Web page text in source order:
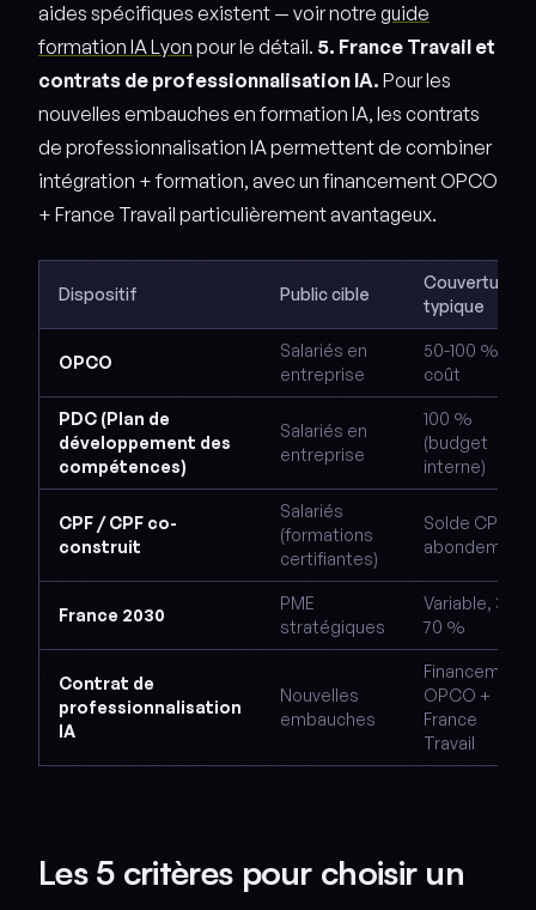
aides spécifiques existent — voir notre guide
formation IA Lyon pour le détail. 5. France Travail et
contrats de professionnalisation IA. Pour les
nouvelles embauches en formation IA, les contrats
de professionnalisation IA permettent de combiner
intégration + formation, avec un financement OPCO
+ France Travail particulièrement avantageux.
Dispositif Public cible
Couverture
typique
OPCO
Salariés en
entreprise
50-100 % du
coût
PDC (Plan de
développement des
compétences)
Salariés en
entreprise
100 %
(budget
interne)
CPF / CPF co-
construit
Salariés
(formations
certifiantes)
Solde CPF +
abondement
France 2030
PME
stratégiques
Variable, 30-
70 %
Contrat de
professionnalisation
IA
Nouvelles
embauches
Financement
OPCO +
France
Travail
Les 5 critères pour choisir un